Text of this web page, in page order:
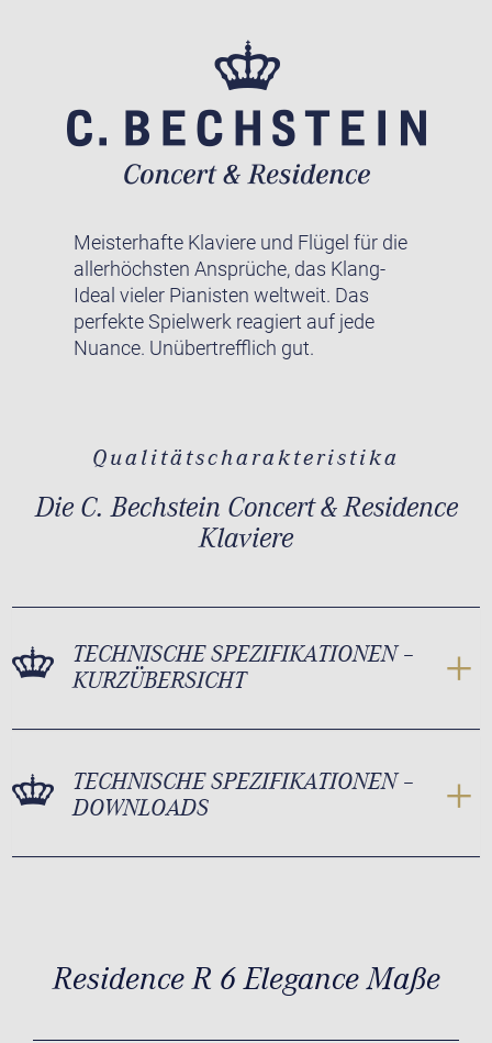
Meisterhafte Klaviere und Flügel für die
allerhöchsten Ansprüche, das Klang-
Ideal vieler Pianisten weltweit. Das
perfekte Spielwerk reagiert auf jede
Nuance. Unübertrefflich gut.
Qualitätscharakteristika
Die C. Bechstein Concert & Residence
Klaviere
TECHNISCHE SPEZIFIKATIONEN –
KURZÜBERSICHT
TECHNISCHE SPEZIFIKATIONEN –
DOWNLOADS
Residence R 6 Elegance Maße